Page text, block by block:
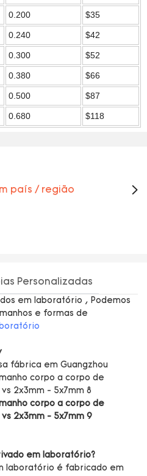
0.200 $35
0.240 $42
0.300 $52
0.380 $66
0.500 $87
0.680 $118
país / região
Personalizadas
em laboratório , Podemos
e formas de
fábrica em Guangzhou
em laboratório?
laboratório é fabricado em